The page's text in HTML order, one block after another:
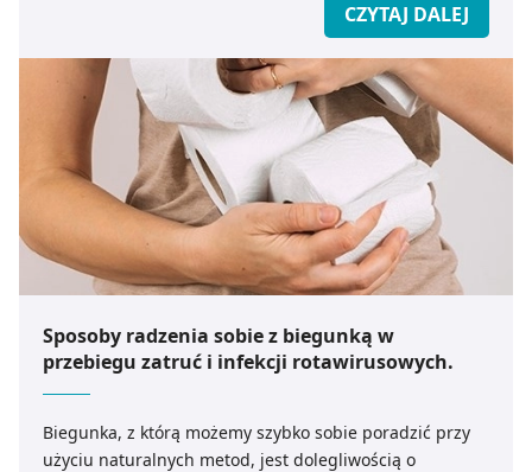
CZYTAJ DALEJ
Sposoby radzenia sobie z biegunką w
przebiegu zatruć i infekcji rotawirusowych.
Biegunka, z którą możemy szybko sobie poradzić przy
użyciu naturalnych metod, jest dolegliwością o